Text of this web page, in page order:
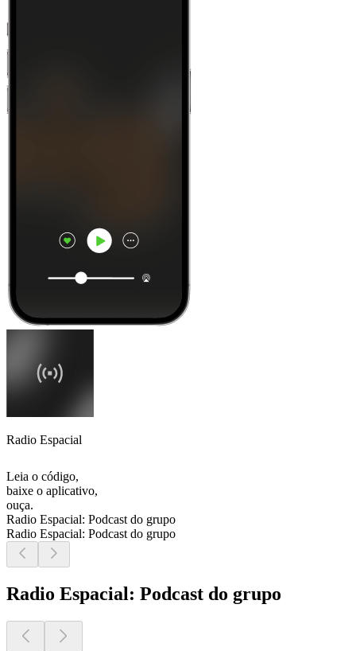
Radio Espacial
Leia o código,
baixe o aplicativo,
ouça.
Radio Espacial: Podcast do grupo
Radio Espacial: Podcast do grupo
Radio Espacial: Podcast do grupo